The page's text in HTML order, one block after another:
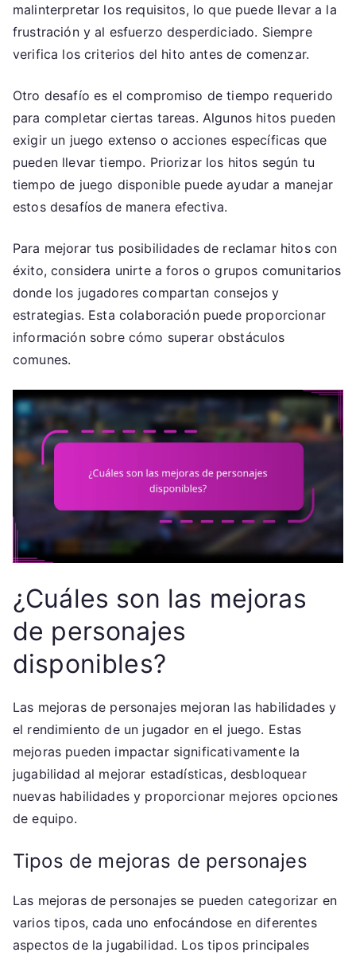
malinterpretar los requisitos, lo que puede llevar a la
frustración y al esfuerzo desperdiciado. Siempre
verifica los criterios del hito antes de comenzar.
Otro desafío es el compromiso de tiempo requerido
para completar ciertas tareas. Algunos hitos pueden
exigir un juego extenso o acciones específicas que
pueden llevar tiempo. Priorizar los hitos según tu
tiempo de juego disponible puede ayudar a manejar
estos desafíos de manera efectiva.
Para mejorar tus posibilidades de reclamar hitos con
éxito, considera unirte a foros o grupos comunitarios
donde los jugadores compartan consejos y
estrategias. Esta colaboración puede proporcionar
información sobre cómo superar obstáculos
comunes.
¿Cuáles son las mejoras
de personajes
disponibles?
Las mejoras de personajes mejoran las habilidades y
el rendimiento de un jugador en el juego. Estas
mejoras pueden impactar significativamente la
jugabilidad al mejorar estadísticas, desbloquear
nuevas habilidades y proporcionar mejores opciones
de equipo.
Tipos de mejoras de personajes
Las mejoras de personajes se pueden categorizar en
varios tipos, cada uno enfocándose en diferentes
aspectos de la jugabilidad. Los tipos principales